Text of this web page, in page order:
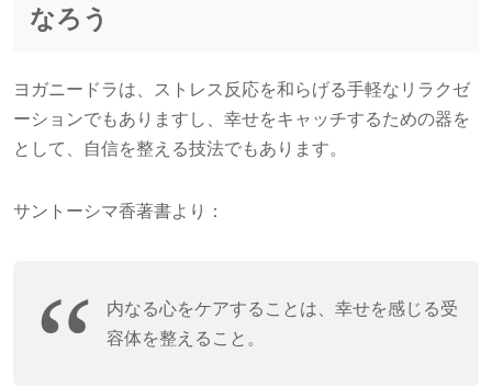
なろう
ヨガニードラは、ストレス反応を和らげる手軽なリラクゼ
ーションでもありますし、幸せをキャッチするための器を
として、自信を整える技法でもあります。
サントーシマ香著書より：
内なる心をケアすることは、幸せを感じる受
容体を整えること。